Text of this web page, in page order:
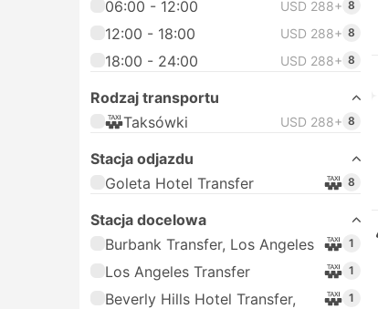
06:00 - 12:00 USD 288+ 8
12:00 - 18:00 USD 288+ 8
18:00 - 24:00 USD 288+ 8
Rodzaj transportu
Taksówki
USD 288+ 8
Stacja odjazdu
Goleta Hotel Transfer
8
Stacja docelowa
Burbank Transfer, Los Angeles
1
Los Angeles Transfer 1
Beverly Hills Hotel Transfer,
1